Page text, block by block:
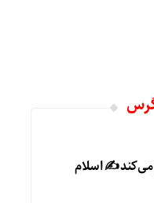
می‌کند ✍️ اسلام